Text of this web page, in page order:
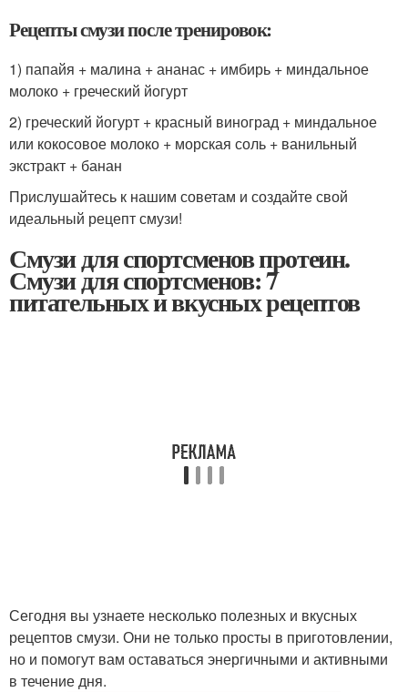
Рецепты смузи после тренировок:
1) папайя + малина + ананас + имбирь + миндальное
молоко + греческий йогурт
2) греческий йогурт + красный виноград + миндальное
или кокосовое молоко + морская соль + ванильный
экстракт + банан
Прислушайтесь к нашим советам и создайте свой
идеальный рецепт смузи!
Смузи для спортсменов протеин.
Смузи для спортсменов: 7
питательных и вкусных рецептов
Сегодня вы узнаете несколько полезных и вкусных
рецептов смузи. Они не только просты в приготовлении,
но и помогут вам оставаться энергичными и активными
в течение дня.